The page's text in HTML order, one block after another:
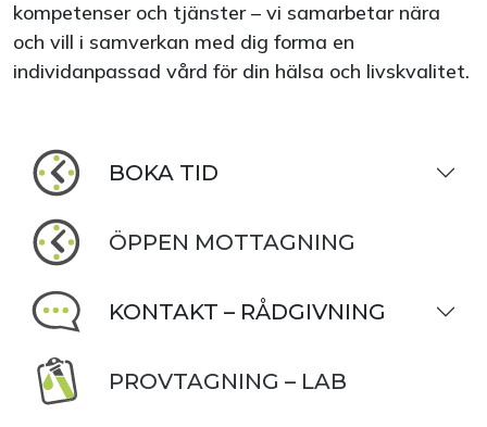
kompetenser och tjänster – vi samarbetar nära
och vill i samverkan med dig forma en
individanpassad vård för din hälsa och livskvalitet.
BOKA TID
ÖPPEN MOTTAGNING
KONTAKT – RÅDGIVNING
PROVTAGNING – LAB